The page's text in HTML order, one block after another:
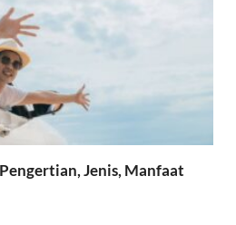
Jenis, Manfaat